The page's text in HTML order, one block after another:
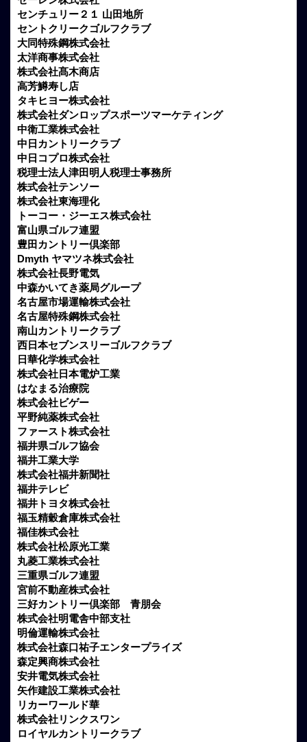
センチュリー２１ 山田地所
セントクリークゴルフクラブ
大同特殊鋼株式会社
太洋商事株式会社
株式会社髙木商店
高芳鱒寿し店
タキヒヨー株式会社
株式会社ダンロップスポーツマーケティング
中衛工業株式会社
中日カントリークラブ
中日コプロ株式会社
税理士法人津田明人税理士事務所
株式会社テンソー
株式会社東海理化
トーコー・ジーエス株式会社
富山県ゴルフ連盟
豊田カントリー倶楽部
Dmyth ヤマツネ株式会社
株式会社長野電気
中森かいてき薬局グループ
名古屋市場運輸株式会社
名古屋特殊鋼株式会社
南山カントリークラブ
西日本セブンスリーゴルフクラブ
日華化学株式会社
株式会社日本電炉工業
はなまる治療院
株式会社ビゲー
平野純薬株式会社
ファースト株式会社
福井県ゴルフ協会
福井工業大学
株式会社福井新聞社
福井テレビ
福井トヨタ株式会社
福玉精穀倉庫株式会社
福佳株式会社
株式会社松原光工業
丸菱工業株式会社
三重県ゴルフ連盟
宮前不動産株式会社
三好カントリー倶楽部 青朋会
株式会社明電舎中部支社
明倫運輸株式会社
株式会社森口祐子エンタープライズ
森定興商株式会社
安井電気株式会社
矢作建設工業株式会社
リカーワールド華
株式会社リンクスワン
ロイヤルカントリークラブ